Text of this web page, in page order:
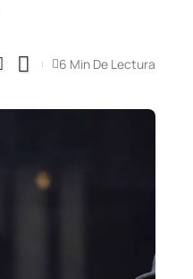
6 Min De Lectura